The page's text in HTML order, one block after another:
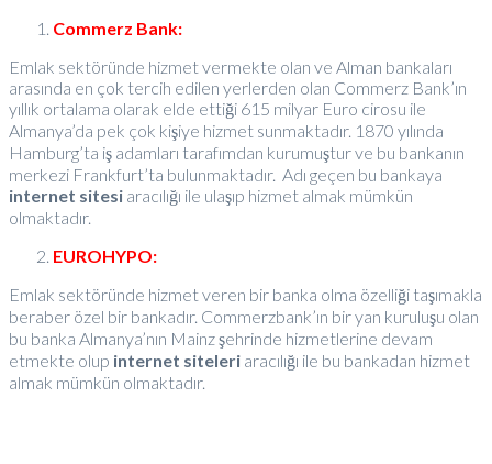
Commerz Bank:
Emlak sektöründe hizmet vermekte olan ve Alman bankaları
arasında en çok tercih edilen yerlerden olan Commerz Bank’ın
yıllık ortalama olarak elde ettiği 615 milyar Euro cirosu ile
Almanya’da pek çok kişiye hizmet sunmaktadır. 1870 yılında
Hamburg’ta iş adamları tarafımdan kurumuştur ve bu bankanın
merkezi Frankfurt’ta bulunmaktadır. Adı geçen bu bankaya
internet sitesi aracılığı ile ulaşıp hizmet almak mümkün
olmaktadır.
EUROHYPO:
Emlak sektöründe hizmet veren bir banka olma özelliği taşımakla
beraber özel bir bankadır. Commerzbank’ın bir yan kuruluşu olan
bu banka Almanya’nın Mainz şehrinde hizmetlerine devam
etmekte olup internet siteleri aracılığı ile bu bankadan hizmet
almak mümkün olmaktadır.